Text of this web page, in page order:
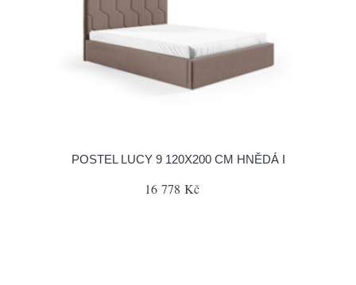
POSTEL LUCY 9 120X200 CM HNĚDÁ I
16 778 Kč